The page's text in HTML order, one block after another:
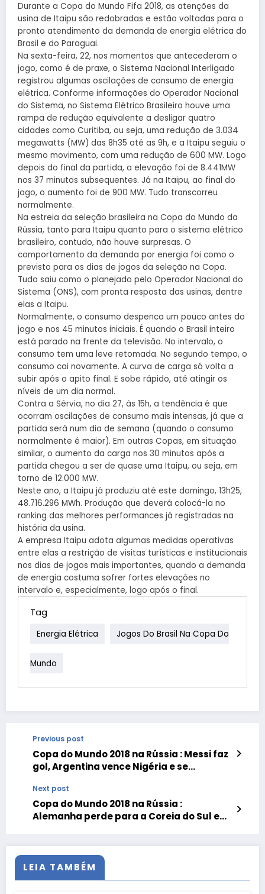
Durante a Copa do Mundo Fifa 2018, as atenções da
usina de Itaipu são redobradas e estão voltadas para o
pronto atendimento da demanda de energia elétrica do
Brasil e do Paraguai.
Na sexta-feira, 22, nos momentos que antecederam o
jogo, como é de praxe, o Sistema Nacional Interligado
registrou algumas oscilações de consumo de energia
elétrica. Conforme informações do Operador Nacional
do Sistema, no Sistema Elétrico Brasileiro houve uma
rampa de redução equivalente a desligar quatro
cidades como Curitiba, ou seja, uma redução de 3.034
megawatts (MW) das 8h35 até as 9h, e a Itaipu seguiu o
mesmo movimento, com uma redução de 600 MW. Logo
depois do final da partida, a elevação foi de 8.441MW
nos 37 minutos subsequentes. Já na Itaipu, ao final do
jogo, o aumento foi de 900 MW. Tudo transcorreu
normalmente.
Na estreia da seleção brasileira na Copa do Mundo da
Rússia, tanto para Itaipu quanto para o sistema elétrico
brasileiro, contudo, não houve surpresas. O
comportamento da demanda por energia foi como o
previsto para os dias de jogos da seleção na Copa.
Tudo saiu como o planejado pelo Operador Nacional do
Sistema (ONS), com pronta resposta das usinas, dentre
elas a Itaipu.
Normalmente, o consumo despenca um pouco antes do
jogo e nos 45 minutos iniciais. É quando o Brasil inteiro
está parado na frente da televisão. No intervalo, o
consumo tem uma leve retomada. No segundo tempo, o
consumo cai novamente. A curva de carga só volta a
subir após o apito final. E sobe rápido, até atingir os
níveis de um dia normal.
Contra a Sérvia, no dia 27, às 15h, a tendência é que
ocorram oscilações de consumo mais intensas, já que a
partida será num dia de semana (quando o consumo
normalmente é maior). Em outras Copas, em situação
similar, o aumento da carga nos 30 minutos após a
partida chegou a ser de quase uma Itaipu, ou seja, em
torno de 12.000 MW.
Neste ano, a Itaipu já produziu até este domingo, 13h25,
48.716.296 MWh. Produção que deverá colocá-la no
ranking das melhores performances já registradas na
história da usina.
A empresa Itaipu adota algumas medidas operativas
entre elas a restrição de visitas turísticas e institucionais
nos dias de jogos mais importantes, quando a demanda
de energia costuma sofrer fortes elevações no
intervalo e, especialmente, logo após o final.
Tag
Energia Elétrica Jogos Do Brasil Na Copa Do
Mundo
Previous post
Copa do Mundo 2018 na Rússia : Messi faz
gol, Argentina vence Nigéria e se
Next post
Copa do Mundo 2018 na Rússia :
Alemanha perde para a Coreia do Sul e
LEIA TAMBÉM